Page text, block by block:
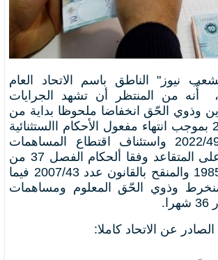
نيوز" الناطق باسم الاتحاد العام
أّنه من المنتظر أن تشهد الجرايات
وذوي الحّق انخفاضا ملحوظا بداية من
شهر جانفي 2023 بموجب انتهاء مفعول الأحكام االستثنائية
للمرسوم عدد 2022/49 واستئناف اقتطاع المساهمات
المحمولة قانونا على المتقاعد وفقا ألحكام الفصل 37 من
القانون عدد 1985/12 والمنقح بالقانون عدد 2007/43 فيما
وذوي الحّق المعلوم ومساهمات
عن الاتحاد كاملا: